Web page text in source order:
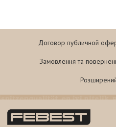
Договор публичной
Замовлення та